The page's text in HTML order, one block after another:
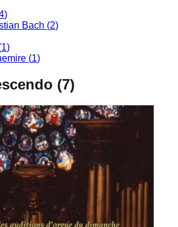
)
Bach (2)
1)
(1)
(7)